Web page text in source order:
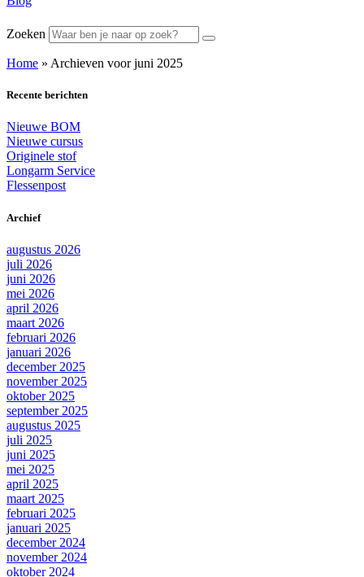
Zoeken
Home » Archieven voor juni 2025
Recente berichten
Nieuwe BOM
Nieuwe cursus
Originele stof
Longarm Service
Flessenpost
Archief
augustus 2026
juli 2026
juni 2026
mei 2026
april 2026
maart 2026
februari 2026
januari 2026
december 2025
november 2025
oktober 2025
september 2025
augustus 2025
juli 2025
juni 2025
mei 2025
april 2025
maart 2025
februari 2025
januari 2025
december 2024
november 2024
oktober 2024